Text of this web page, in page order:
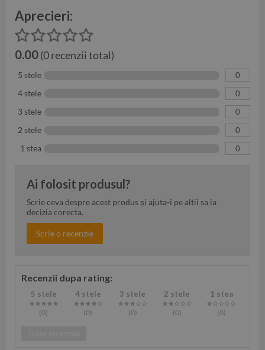
Aprecieri:
0.00(0 recenzii total)
5 stele 0
4 stele 0
3 stele 0
2 stele 0
1 stea 0
Ai folosit produsul?
Scrie ceva despre acest produs și ajuta-i pe altii sa ia
decizia corecta.
Scrie o recenzie
Recenzii dupa rating:
5 stele
(0)
4 stele
(0)
3 stele
(0)
2 stele
(0)
1 stea
(0)